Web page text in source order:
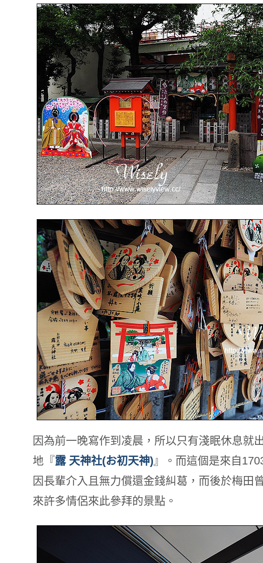
因為前一晚寫作到凌晨，所以只有淺眠休息就
地『露 天神社(お初天神)』。而這個是來自
因長輩介入且無力償還金錢糾葛，而後於梅田
來許多情侶來此參拜的景點。